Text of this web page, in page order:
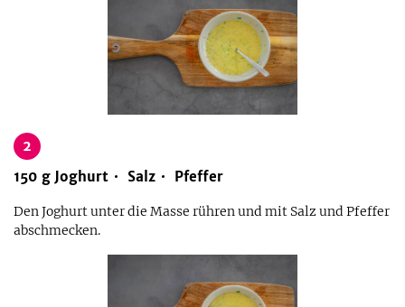
2
150 g Joghurt Salz Pfeffer
Den Joghurt unter die Masse rühren und mit Salz und Pfeffer
abschmecken.